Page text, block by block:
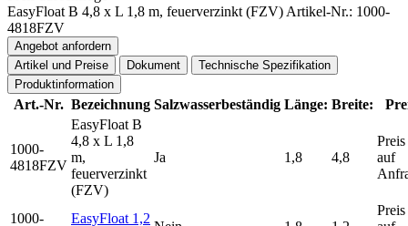
EasyFloat B 4,8 x L 1,8 m, feuerverzinkt (FZV) Artikel-Nr.: 1000-
4818FZV
Angebot anfordern
Artikel und Preise
Dokument
Technische Spezifikation
Produktinformation
Art.-Nr. Bezeichnung Salzwasserbeständig Länge: Breite:
1000-
4818FZV
EasyFloat B
4,8 x L 1,8
m,
feuerverzinkt
(FZV)
Ja 1,8 4,8
Preis
auf
1000-
EasyFloat 1,2
Preis